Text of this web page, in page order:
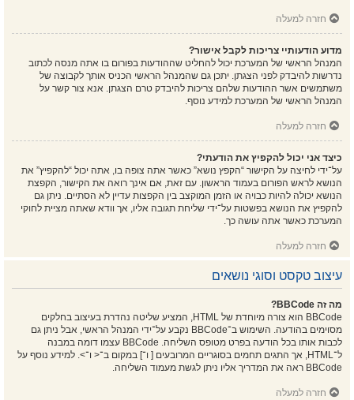
חזרה למעלה
מדוע הודעותיי צריכות לקבל אישור?
המנהל הראשי של המערכת יכול להחליט שההודעות בפורום בו אתה מנסה לכתוב
נדרשות להיבדק לפני הצגתן. יתכן גם שהמנהל הראשי הכניס אותך לקבוצה של
משתמשים אשר ההודעות שלהם צריכות להיבדק טרם הצגתן. אנא צור קשר על
המנהל הראשי של המערכת למידע נוסף.
חזרה למעלה
כיצד אני יכול להקפיץ את הודעתי?
על־ידי לחיצה על הקישור “הקפץ נושא” כאשר אתה צופה בו, אתה יכול “להקפיץ” את
הנושא לראש הפורום בעמוד הראשון. עם זאת, אם אינך רואה את הקישור, הקפצת
הנושא יכולה להיות כבויה או הזמן המוקצב בין הקפצות עדיין לא הסתיים. ניתן גם
להקפיץ את הנושא בפשטות על־ידי שליחת תגובה אליו, אך וודא שאתה מציית לחוקי
המערכת כאשר אתה עושה כך.
חזרה למעלה
עיצוב טקסט וסוגי נושאים
מה זה BBCode?
BBCode הוא צורה מיוחדת של HTML, המציע שליטה נהדרת בעיצוב בחלקים
מסוימים בהודעה. השימוש ב־BBCode נקבע על־ידי המנהל הראשי, אבל ניתן גם
לכבות אותו בכל הודעה בפרט מטופס השליחה. BBCode עצמו דומה במבנה
ל־HTML, אך התגים תחמים בסוגריים המרובעים [ ו־] במקום ב־< ו־>. למידע נוסף על
BBCode ראה את המדריך אליו ניתן לגשת מעמוד השליחה.
חזרה למעלה